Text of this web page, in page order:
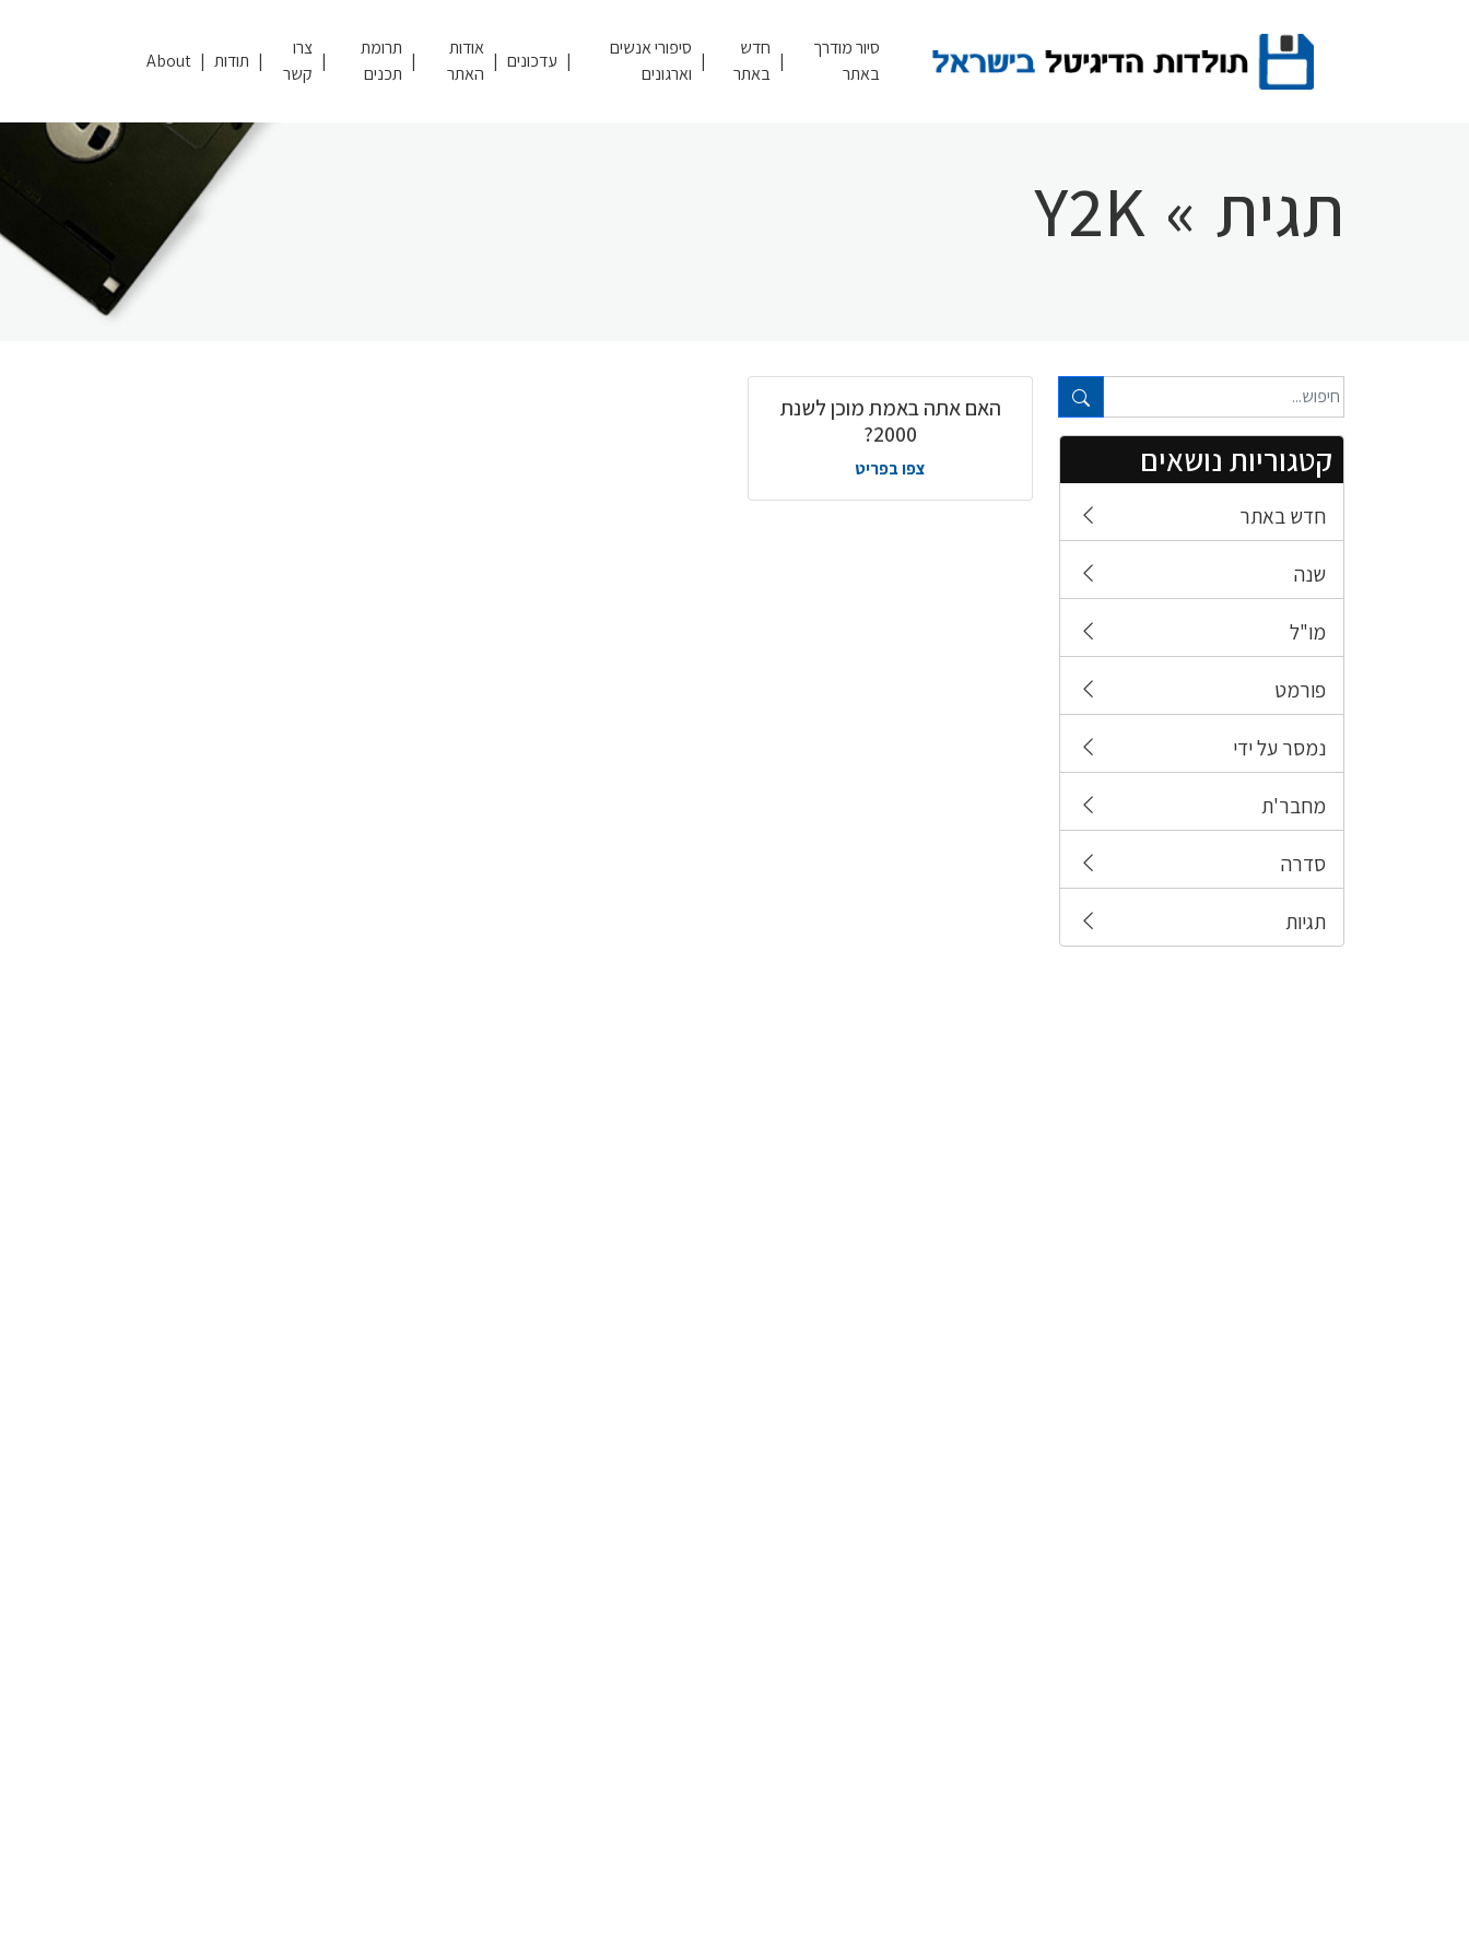
סיור מודרך
באתר
חדש
באתר
סיפורי אנשים
וארגונים
עדכונים
אודות
האתר
תרומת
תכנים
צרו
קשר
תודות About
תגית »
טקסט חופשי...
קטגוריות נושאים
חדש באתר
שנה
מו"ל
פורמט
נמסר על ידי
מחבר'ת
סדרה
תגיות
האם אתה באמת מוכן לשנת
2000?
צפו בפריט